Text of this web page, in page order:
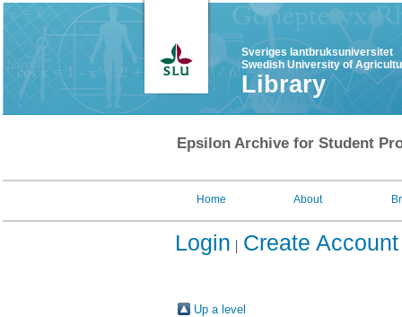
Sveriges lantbruksuniversitet
Swedish University of
Library
Epsilon Archive for Student
Home About
Login Create Account
Up a level